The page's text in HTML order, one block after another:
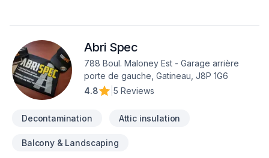
entre-toît, Isolation mur, Isolation sous-sol, Levage de maison,
Maçonnerie, Margelle, Meubles, Patio, Peinture, Plancher,
Porte de garage, Portes et fenêtres, Puit de lumière,
Rénovation générale, Revêtement extérieur, Salle de bain,
Solarium, Soudeur, Sous-sol, Tapis, Tirage de joint, Toiture.
Abri Spec
788 Boul. Maloney Est - Garage arrière
porte de gauche, Gatineau, J8P 1G6
4.8
5 Reviews
Decontamination Attic insulation
Balcony & Landscaping